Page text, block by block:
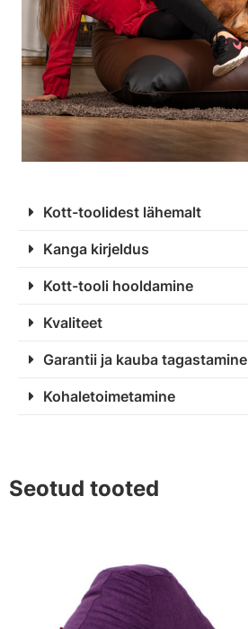
Kott-toolidest lähemalt
Kanga kirjeldus
Kott-tooli hooldamine
Kvaliteet
Garantii ja kauba tagastamine
Kohaletoimetamine
Seotud tooted